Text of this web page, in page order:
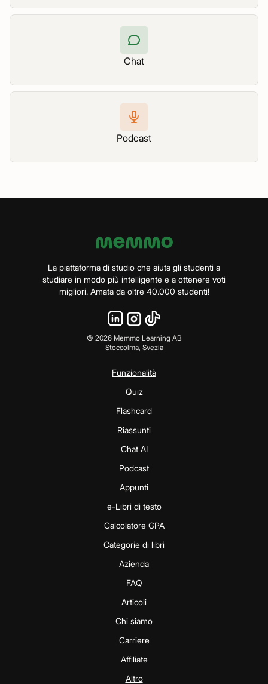
Chat
Podcast
La piattaforma di studio che aiuta gli studenti a
studiare in modo più intelligente e a ottenere voti
migliori. Amata da oltre 40.000 studenti!
© 2026Memmo Learning AB
Stoccolma, Svezia
Funzionalità
Quiz
Flashcard
Riassunti
Chat AI
Podcast
Appunti
e-Libri di testo
Calcolatore GPA
Categorie di libri
Azienda
FAQ
Articoli
Chi siamo
Carriere
Affiliate
Altro